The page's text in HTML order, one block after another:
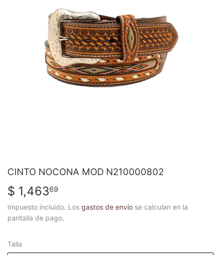
CINTO NOCONA MOD N210000802
$ 1,46369
1,463.69
Impuesto incluido. Los gastos de envío se calculan en la
pantalla de pago.
Talla